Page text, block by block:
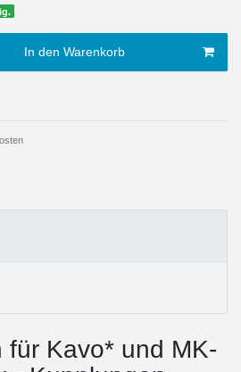
In den Warenkorb
für Kavo* und MK-